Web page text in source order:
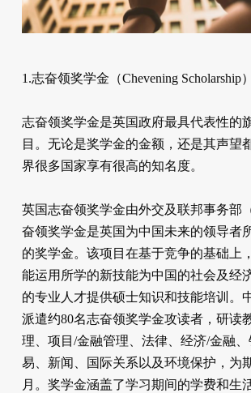
1.志奋领奖学金（Chevening Scholarship）
志奋领奖学金是英国政府最具代表性的
目。无论是奖学金的金额，还是其声望
界很多国家享有很高的知名度。
英国志奋领奖学金由外交及联邦事务部
奋领奖学金是英国为中国未来的领导者
的奖学金。该项目在基于竞争的基础上
能运用所学的新技能为中国的社会及经
的专业人才提供硕士知识和技能培训。
派遣约80名志奋领奖学金攻读者，研读
理、项目/金融管理、法律、经济/金融
易、新闻、国际关系以及环境保护，为
月。奖学金涵盖了学习期间的学费和生